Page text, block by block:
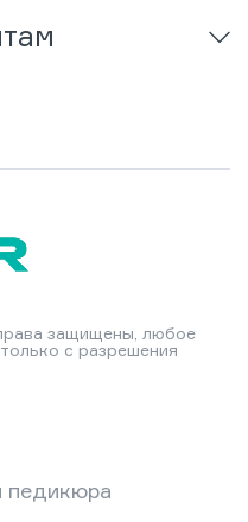
защищены, любое
с разрешения
педикюра